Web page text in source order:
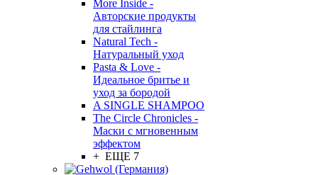
More Inside -
Авторские продукты
для стайлинга
Natural Tech -
Натуральный уход
Pasta & Love -
Идеальное бритье и
уход за бородой
A SINGLE SHAMPOO
The Circle Chronicles -
Маски с мгновенным
эффектом
+ ЕЩЕ 7